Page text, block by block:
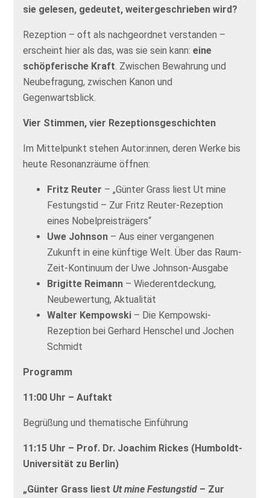
sie gelesen, gedeutet, weitergeschrieben wird?
Rezeption – oft als nachgeordnet verstanden –
erscheint hier als das, was sie sein kann:eine
schöpferische Kraft. Zwischen Bewahrung und
Neubefragung, zwischen Kanon und
Gegenwartsblick.
Vier Stimmen, vier Rezeptionsgeschichten
Im Mittelpunkt stehen Autor:innen, deren Werke bis
heute Resonanzräume öffnen:
Fritz Reuter – „Günter Grass liest Ut mine
Festungstid – Zur Fritz Reuter-Rezeption
eines Nobelpreisträgers“
Uwe Johnson – Aus einer vergangenen
Zukunft in eine künftige Welt. Über das Raum-
Zeit-Kontinuum der Uwe Johnson-Ausgabe
Brigitte Reimann – Wiederentdeckung,
Neubewertung, Aktualität
Walter Kempowski – Die Kempowski-
Rezeption bei Gerhard Henschel und Jochen
Schmidt
Programm
11:00 Uhr – Auftakt
Begrüßung und thematische Einführung
11:15 Uhr – Prof. Dr. Joachim Rickes (Humboldt-
Universität zu Berlin)
„Günter Grass liestUt mine Festungstid – Zur